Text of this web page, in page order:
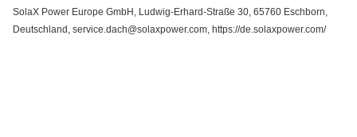
SolaX Power Europe GmbH, Ludwig-Erhard-Straße 30, 65760 Eschborn,
Deutschland, service.dach@solaxpower.com, https://de.solaxpower.com/